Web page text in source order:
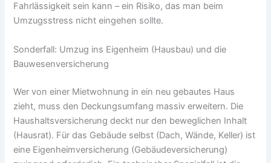
Fahrlässigkeit sein kann – ein Risiko, das man beim
Umzugsstress nicht eingehen sollte.
Sonderfall: Umzug ins Eigenheim (Hausbau) und die
Bauwesenversicherung
Wer von einer Mietwohnung in ein neu gebautes Haus
zieht, muss den Deckungsumfang massiv erweitern. Die
Haushaltsversicherung deckt nur den beweglichen Inhalt
(Hausrat). Für das Gebäude selbst (Dach, Wände, Keller) ist
eine Eigenheimversicherung (Gebäudeversicherung)